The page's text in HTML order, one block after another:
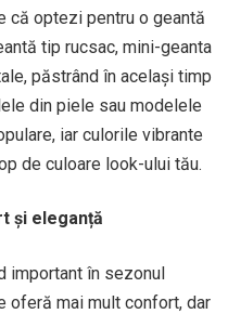
că optezi pentru o geantă
tip rucsac, mini-geanta
păstrând în același timp
din piele sau modelele
iar culorile vibrante
de culoare look-ului tău.
și eleganță
important în sezonul
oferă mai mult confort, dar